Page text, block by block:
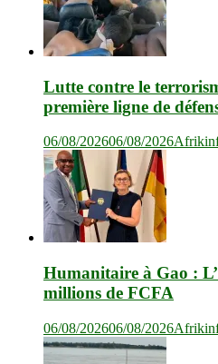
Lutte contre le
première ligne de
06/08/202606/08/2026
Humanitaire à Gao :
millions de FCFA
06/08/202606/08/2026